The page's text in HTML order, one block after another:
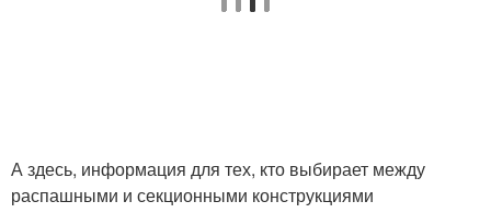
А здесь, информация для тех, кто выбирает между
распашными и секционными конструкциями